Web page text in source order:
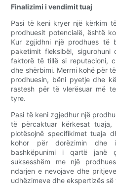
Finalizimi i vendimit tuaj
Pasi të keni kryer një kërkim
prodhuesit potencialë, është
Kur zgjidhni një prodhues të
paketimit fleksibël,
faktorë të tillë si reputacioni,
dhe shërbimi. Merrni kohë për
prodhuesin, bëni pyetje dhe
rastesh për të vlerësuar më
tyre.
Pasi të keni zgjedhur një
të përcaktuar kërkesat
plotësojnë specifikimet tuaja
kohor për dorëzimin dhe
bashkëpunimi i qartë janë
suksesshëm me një
ndarjen e nevojave dhe
udhëzimeve dhe ekspertizës së